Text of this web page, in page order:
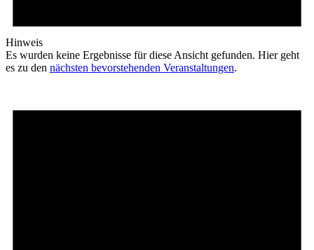
Hinweis
Es wurden keine Ergebnisse für diese Ansicht gefunden. Hier geht
es zu den nächsten bevorstehenden Veranstaltungen.